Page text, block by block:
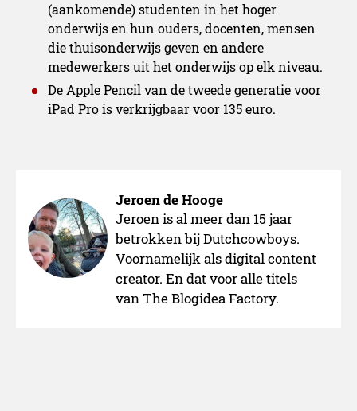
Microfoons van
(aankomende) studenten in het hoger
onderwijs en hun ouders, docenten, mensen
die thuisonderwijs geven en andere
medewerkers uit het onderwijs op elk niveau.
De Apple Pencil van de tweede generatie voor
iPad Pro is verkrijgbaar voor 135 euro.
Jeroen de Hooge
Jeroen is al meer dan 15 jaar
betrokken bij Dutchcowboys.
Voornamelijk als digital content
creator. En dat voor alle titels
van The Blogidea Factory.